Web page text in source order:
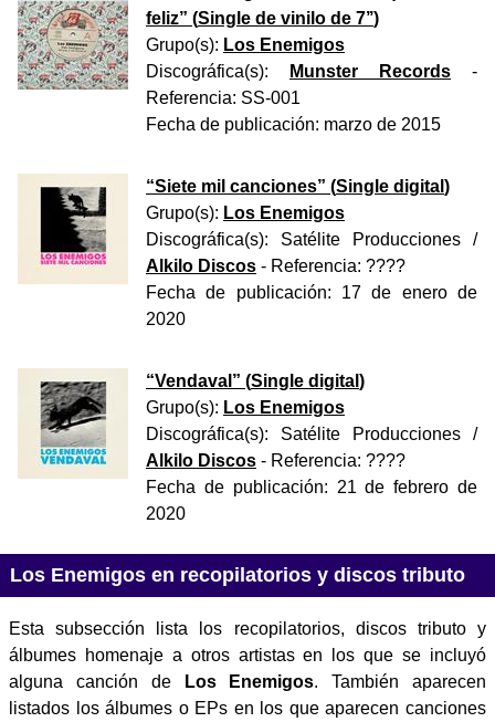
feliz” (Single de vinilo de 7’’)
Grupo(s): Los Enemigos
Discográfica(s):
Munster Records -
Referencia: SS-001
Fecha de publicación: marzo de 2015
“Siete mil canciones” (Single digital )
Grupo(s): Los Enemigos
Discográfica(s): Satélite Producciones /
Alkilo Discos - Referencia: ????
Fecha de publicación: 17 de enero de
2020
“Vendaval ” (Single digital )
Grupo(s): Los Enemigos
Discográfica(s): Satélite Producciones /
Alkilo Discos - Referencia: ????
Fecha de publicación: 21 de febrero de
2020
Los Enemigos en recopilatorios y discos tributo
Esta subsección lista los recopilatorios, discos tributo y
álbumes homenaje a otros artistas en los que se incluyó
alguna canción de
Los Enemigos. También aparecen
listados los álbumes o EPs en los que aparecen canciones